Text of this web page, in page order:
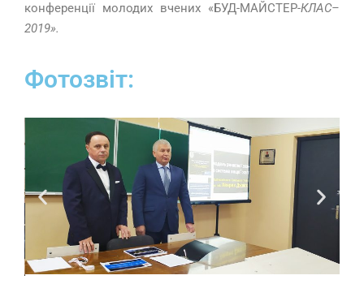
конференції молодих вчених «БУД-МАЙСТЕР-КЛАС–
2019».
Фотозвіт: